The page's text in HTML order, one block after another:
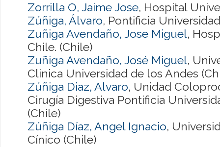
Zorrilla O, Jaime Jose, Hospital
Zúñiga, Álvaro, Pontificia
Zuñiga Avendaño, Jose Miguel,
Chile. (Chile)
Zuñiga Avendaño, José Miguel,
Clinica Universidad de los Andes
Zúñiga Diaz, Alvaro, Unidad
Cirugía Digestiva Pontificia
(Chile)
Zúñiga Díaz, Angel Ignacio,
Cínico (Chile)